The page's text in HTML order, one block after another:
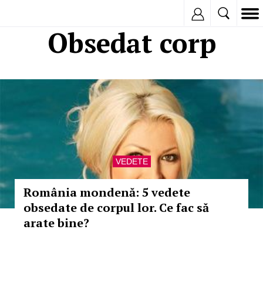
Obsedat corp
VEDETE
România mondenă: 5 vedete
obsedate de corpul lor. Ce fac să
arate bine?